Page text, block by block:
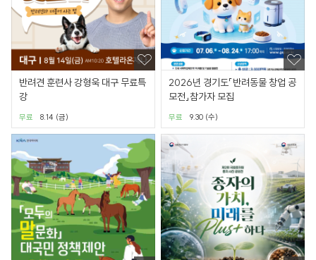
반려견 훈련사 강형욱 대구 무료특
강
8.14 (금)
무료
2026년 경기도「반려동물 창업 공
모전」참가자 모집
9.30 (수)
무료